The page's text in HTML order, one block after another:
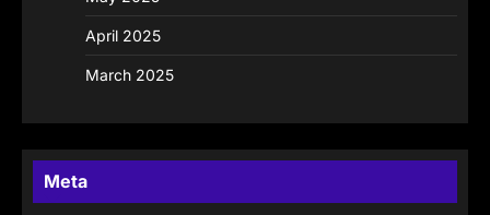
April 2025
March 2025
Meta